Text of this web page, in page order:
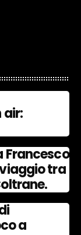
air:
Francesco
tra
a